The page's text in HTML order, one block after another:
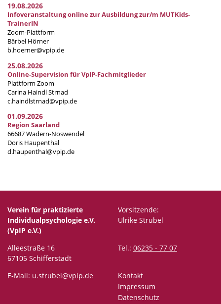
19.08.2026
Infoveranstaltung online zur Ausbildung zur/m MUTKids-
TrainerIN
Zoom-Plattform
Bärbel Hörner
b.hoerner@vpip.de
25.08.2026
Online-Supervision für VpIP-Fachmitglieder
Plattform Zoom
Carina Haindl Strnad
c.haindlstrnad@vpip.de
01.09.2026
Region Saarland
66687 Wadern-Noswendel
Doris Haupenthal
d.haupenthal@vpip.de
Verein für praktizierte
Individualpsychologie e.V.
(VpIP e.V.)
Vorsitzende:
Ulrike Strubel
Alleestraße 16
67105 Schifferstadt
Tel.: 06235 - 77 07
E-Mail: u.strubel@vpip.de
Kontakt
Impressum
Datenschutz